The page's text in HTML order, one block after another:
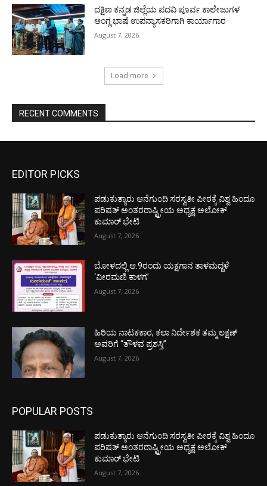
ದಕ್ಷಿಣ ಕನ್ನಡ ಜಿಲ್ಲೆಯ ಪದವಿ ಪೂರ್ವ ಕಾಲೇಜುಗಳ
ಆಂಗ್ಲ ಭಾಷೆ ಉಪನ್ಯಾಸಕರಿಗಾಗಿ ಕಾರ್ಯಾಗಾರ
August 7, 2026
Load more
RECENT COMMENTS
EDITOR PICKS
ಪಡುಕುತ್ಯಾರು ಆನೆಗುಂದಿ ಸರಸ್ವತೀ ಪೀಠಕ್ಕೆ ವಿಶ್ವ ಹಿಂದೂ
ಪರಿಷತ್ ಅಂತರರಾಷ್ಟ್ರೀಯ ಅಧ್ಯಕ್ಷ ಅಲೋಕ್
ಕುಮಾರ್ ಭೇಟಿ
August 7, 2026
ಬೋಳದಲ್ಲಿ ಆ.9ರಂದು ಯಕ್ಷಗಾನ ತಾಳಮದ್ದಳೆ
‘ವೀರಮಣಿ ಕಾಳಗ’
August 7, 2026
ಹಿರಿಯ ನಾಟಕಕಾರ, ಕಲಾ ನಿರ್ದೇಶಕ ತಮ್ಮ ಲಕ್ಷಣ್
ಅವರಿಗೆ “ತೌಳವ ಪ್ರಶಸ್ತಿ”
August 7, 2026
POPULAR POSTS
ಪಡುಕುತ್ಯಾರು ಆನೆಗುಂದಿ ಸರಸ್ವತೀ ಪೀಠಕ್ಕೆ ವಿಶ್ವ ಹಿಂದೂ
ಪರಿಷತ್ ಅಂತರರಾಷ್ಟ್ರೀಯ ಅಧ್ಯಕ್ಷ ಅಲೋಕ್
ಕುಮಾರ್ ಭೇಟಿ
August 7, 2026